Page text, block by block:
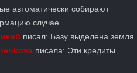
автоматически собирают
случае.
писал: Базу выделена земля.
писала: Эти кредиты